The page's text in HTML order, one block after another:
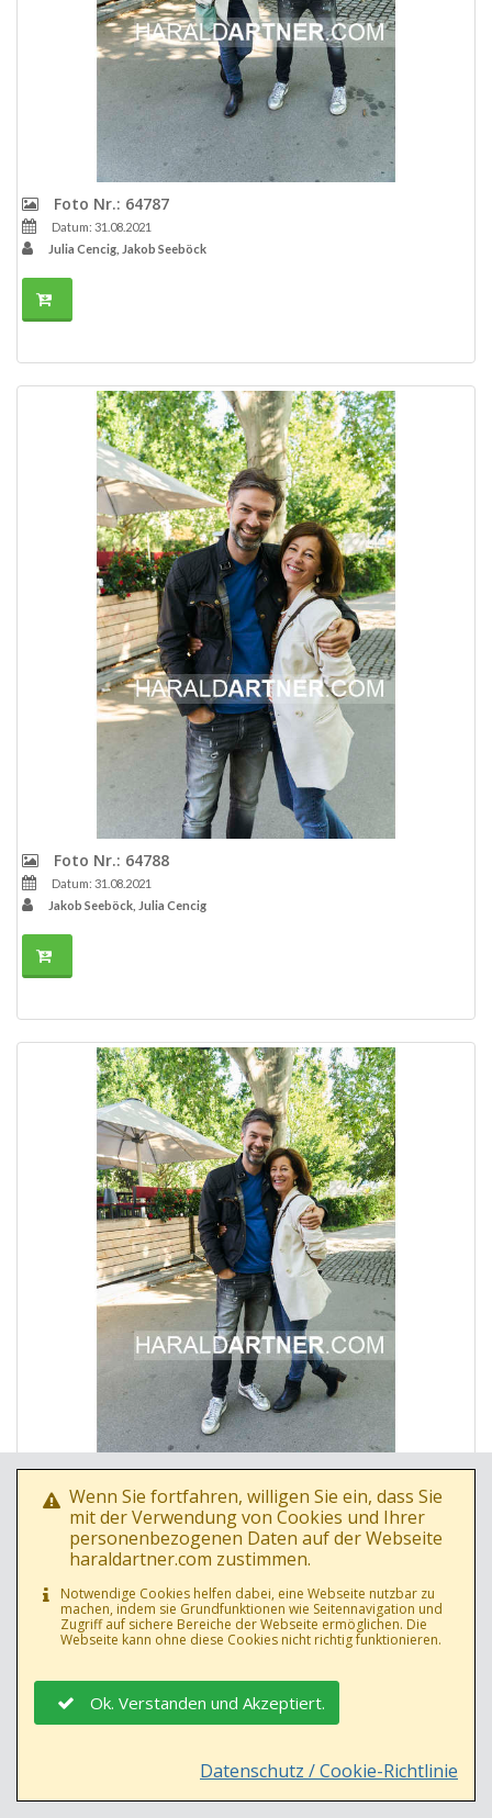
Foto Nr.: 64787
Datum: 31.08.2021
Julia Cencig, Jakob Seeböck
Foto Nr.: 64788
Datum: 31.08.2021
Jakob Seeböck, Julia Cencig
Foto Nr.: 64789
Datum: 31.08.2021
Jakob Seeböck, Julia Cencig
Wenn Sie fortfahren, willigen Sie ein, dass Sie
mit der Verwendung von Cookies und Ihrer
personenbezogenen Daten auf der Webseite
haraldartner.com zustimmen.
Notwendige Cookies helfen dabei, eine Webseite nutzbar zu
machen, indem sie Grundfunktionen wie Seitennavigation und
Zugriff auf sichere Bereiche der Webseite ermöglichen. Die
Webseite kann ohne diese Cookies nicht richtig funktionieren.
Ok. Verstanden und Akzeptiert.
Datenschutz / Cookie-Richtlinie